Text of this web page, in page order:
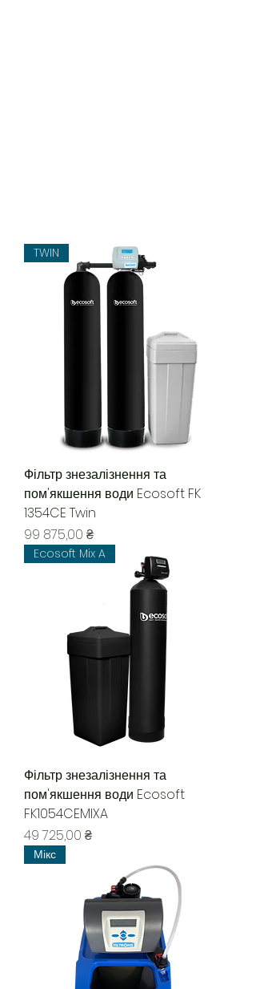
TWIN
Фільтр знезалізнення та
пом'якшення води Ecosoft FK
1354CE Twin
Ціна
99 875,00 ₴
Ecosoft Mix A
Фільтр знезалізнення та
пом'якшення води Ecosoft
FK1054CEMIXA
Ціна
49 725,00 ₴
Мікс